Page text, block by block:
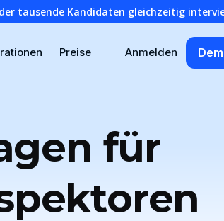
tausende Kandidaten gleichzeitig
Preise Anmelden
für